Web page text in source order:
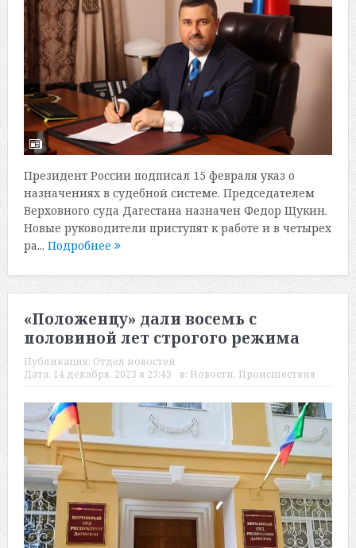
Президент России подписал 15 февраля указ о
назначениях в судебной системе. Председателем
Верховного суда Дагестана назначен Федор Щукин.
Новые руководители приступят к работе и в четырех
ра... Подробнее
«Положенцу» дали восемь с
половиной лет строгого режима
Публикация: Отдел новостей
Дата: 14 декабря, 2023 в 23:43 в: Новости, Происшествия